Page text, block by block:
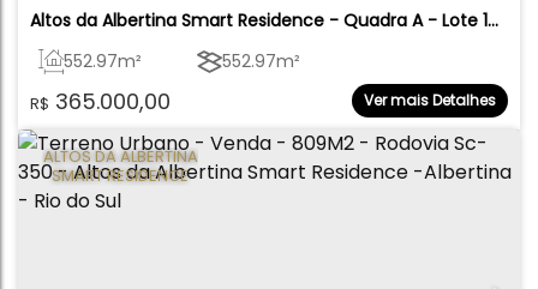
Altos da Albertina Smart Residence - Quadra A - Lote 14
- Albertina - Rio do Sul
R$ 365.000,00
552.97m² 552.97m²
Ver mais Detalhes
ALTOS DA ALBERTINA
SMART RESIDENCE